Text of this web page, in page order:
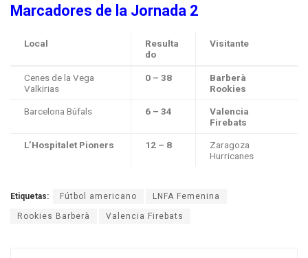
Marcadores de la Jornada 2
Local
Resulta
do
Visitante
Cenes de la Vega
Valkirias
0 – 38
Barberà
Rookies
Barcelona Búfals 6 – 34
Valencia
Firebats
L’Hospitalet Pioners 12 – 8
Zaragoza
Hurricanes
Etiquetas: Fútbol americano LNFA Femenina
Rookies Barberà Valencia Firebats